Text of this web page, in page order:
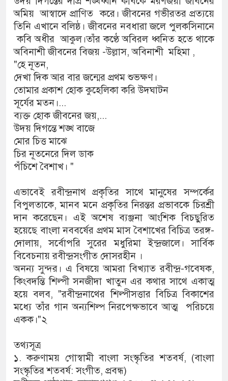
অমিয় আস্বাদে প্রাণিত করে। জীবনের গভীরতর প্রত্যয়ে
তিনি এখানে বলিষ্ঠ। জীবনের নবধারা জলে পুলকসিনানে
কবি অধীর আকুল।তাঁর কণ্ঠে অবিরল ধ্বনিত হতে থাকে
অবিনাশী জীবনের বিজয় -উল্লাস, অবিনাশী মহিমা ,
"হে নূতন,
দেখা দিক আর বার জন্মের প্রথম শুভক্ষণ।
তোমার প্রকাশ হোক কুহেলিকা করি উদঘাটন
সূর্যের মতন।...
ব্যক্ত হোক জীবনের জয়,...
উদয় দিগন্তে শঙ্খ বাজে
মোর চিত্ত মাঝে
চির নূতনেরে দিল ডাক
পঁচিশে বৈশাখ। "
এভাবেই রবীন্দ্রনাথ প্রকৃতির সাথে মানুষের সম্পর্কের
বিপুলতাকে, মানব মনে প্রকৃতির নিরন্তর প্রভাবকে চিরশ্রী
দান করেছেন। এই অশেষ ব্যঞ্জনা আংশিক বিচছুরিত
হয়েছে বাংলা নববর্ষের প্রথম মাস বৈশাখের বিচিত্র তরঙ্গ-
দোলায়, সর্বোপরি সুরের মধুরিমা ইন্দ্রজালে। সার্বিক
বিবেচনায় রবীন্দ্রসংগীত দোসরহীন ।
অনন্য সুন্দর। এ বিষয়ে আমরা বিখ্যাত রবীন্দ্র-গবেষক,
কিংবদন্তি শিল্পী সনজীদা খাতুন এর কথার সাথে একাত্ম
হয়ে বলব, "রবীন্দ্রনাথের শিল্পীসত্তার বিচিত্র বিকাশের
মধ্যে তাঁর গান অন্যশিল্প নিরপেক্ষভাবে আত্ম পরিচয়ে
একক।"২
তথ্যসূত্র
১. করুণাময় গোস্বামী বাংলা সংস্কৃতির শতবর্ষ, (বাংলা
সংস্কৃতির শতবর্ষ: সংগীত, প্রবন্ধ)